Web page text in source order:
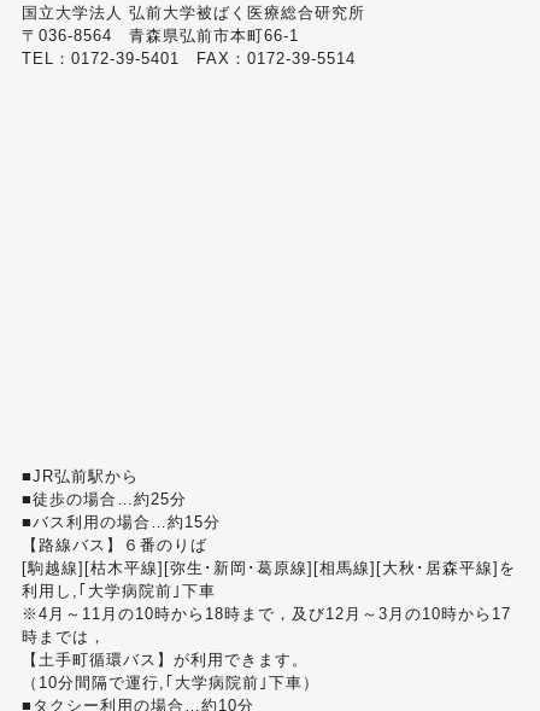
国立大学法人 弘前大学被ばく医療総合研究所
〒036-8564 青森県弘前市本町66-1
TEL：0172-39-5401 FAX：0172-39-5514
■JR弘前駅から
■徒歩の場合…約25分
■バス利用の場合…約15分
【路線バス】６番のりば
[駒越線][枯木平線][弥生･新岡･葛原線][相馬線][大秋･居森平線]を
利用し,｢大学病院前｣下車
※4月～11月の10時から18時まで，及び12月～3月の10時から17
時までは，
【土手町循環バス】が利用できます。
（10分間隔で運行,｢大学病院前｣下車）
■タクシー利用の場合…約10分